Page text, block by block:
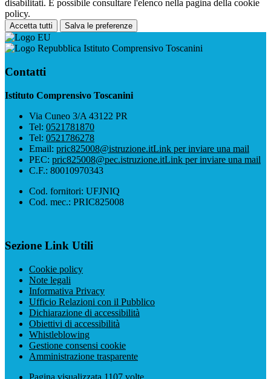
disabilitati. È possibile consultare l'elenco nella pagina della cookie
policy.
Accetta tutti Salva le preferenze
Istituto Comprensivo Toscanini
Contatti
Istituto Comprensivo Toscanini
Via Cuneo 3/A 43122 PR
Tel: 0521781870
Tel: 0521786278
Email: pric825008@istruzione.itLink per inviare una mail
PEC: pric825008@pec.istruzione.itLink per inviare una mail
C.F.: 80010970343
Cod. fornitori: UFJNIQ
Cod. mec.: PRIC825008
Sezione Link Utili
Cookie policy
Note legali
Informativa Privacy
Ufficio Relazioni con il Pubblico
Dichiarazione di accessibilità
Obiettivi di accessibilità
Whistleblowing
Gestione consensi cookie
Amministrazione trasparente
Pagina visualizzata 1107 volte